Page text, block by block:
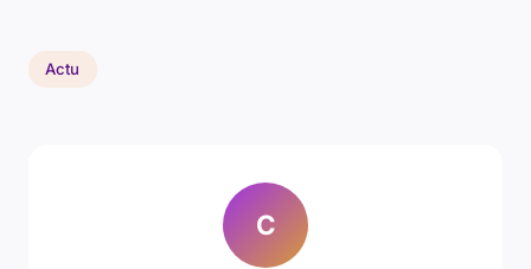
Actu
C